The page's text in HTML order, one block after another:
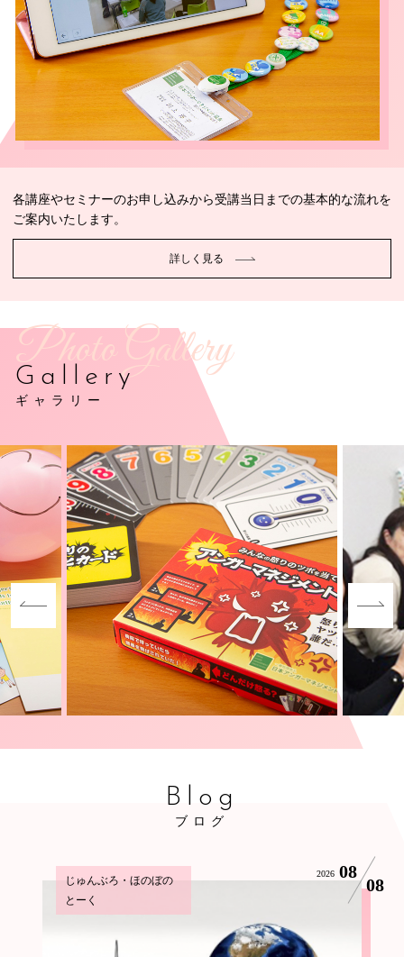
各講座やセミナーのお申し込みから受講当日までの基本的な流れを
ご案内いたします。
詳しく見る
Photo Gallery
Gallery
ギャラリー
Blog
ブログ
じゅんぶろ・ほのぼの
とーく
2026 08
08